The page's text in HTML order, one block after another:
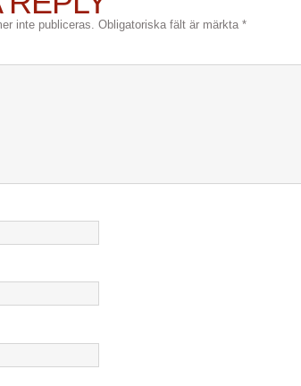
inte publiceras. Obligatoriska fält är märkta *